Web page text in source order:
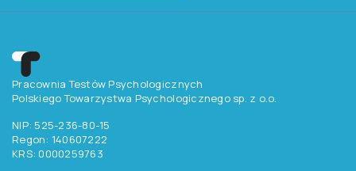
Pracownia Testów Psychologicznych
Polskiego Towarzystwa Psychologicznego sp. z o.o.
NIP: 525-236-80-15
Regon: 140607222
KRS: 0000259763